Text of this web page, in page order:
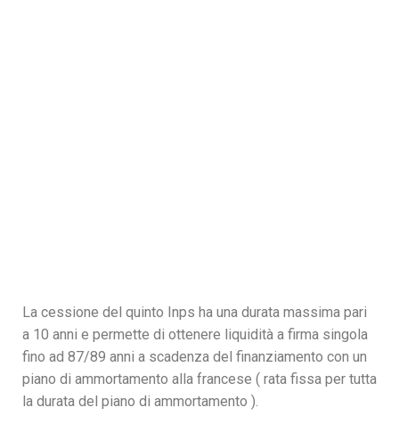
La cessione del quinto Inps ha una durata massima pari
a 10 anni e permette di ottenere liquidità a firma singola
fino ad 87/89 anni a scadenza del finanziamento con un
piano di ammortamento alla francese ( rata fissa per tutta
la durata del piano di ammortamento ).